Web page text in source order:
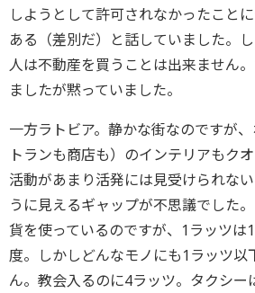
しようとして許可されなかったこと
ある（差別だ）と話していました。
人は不動産を買うことは出来ません
ましたが黙っていました。
一方ラトビア。静かな街なのですが
トランも商店も）のインテリアもク
活動があまり活発には見受けられな
うに見えるギャップが不思議でした
貨を使っているのですが、1ラッツは
度。しかしどんなモノにも1ラッツ以
ん。教会入るのに4ラッツ。タクシー